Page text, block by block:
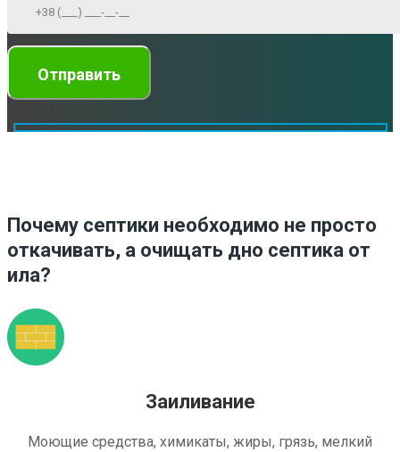
Почему септики необходимо не просто
откачивать, а очищать дно септика от
ила?
Заиливание
Моющие средства, химикаты, жиры, грязь, мелкий